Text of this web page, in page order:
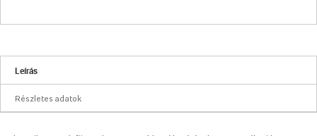
Leírás
Részletes adatok